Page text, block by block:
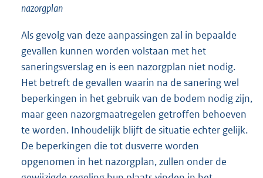
nazorgplan
Als gevolg van deze aanpassingen zal in bepaalde
gevallen kunnen worden volstaan met het
saneringsverslag en is een nazorgplan niet nodig.
Het betreft de gevallen waarin na de sanering wel
beperkingen in het gebruik van de bodem nodig zijn,
maar geen nazorgmaatregelen getroffen behoeven
te worden. Inhoudelijk blijft de situatie echter gelijk.
De beperkingen die tot dusverre worden
opgenomen in het nazorgplan, zullen onder de